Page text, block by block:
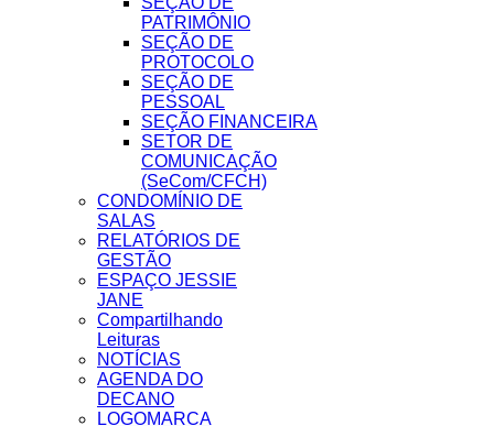
PATRIMÔNIO
SEÇÃO DE
PROTOCOLO
SEÇÃO DE
PESSOAL
SEÇÃO FINANCEIRA
SETOR DE
COMUNICAÇÃO
(SeCom/CFCH)
CONDOMÍNIO DE
SALAS
RELATÓRIOS DE
GESTÃO
ESPAÇO JESSIE
JANE
Compartilhando
Leituras
NOTÍCIAS
AGENDA DO
DECANO
LOGOMARCA